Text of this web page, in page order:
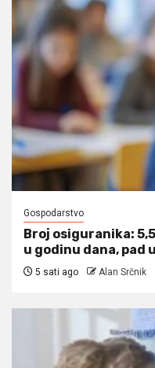
Gospodarstvo
Broj osiguranika:
u godinu dana, pad
5 sati ago Alan Srčnik